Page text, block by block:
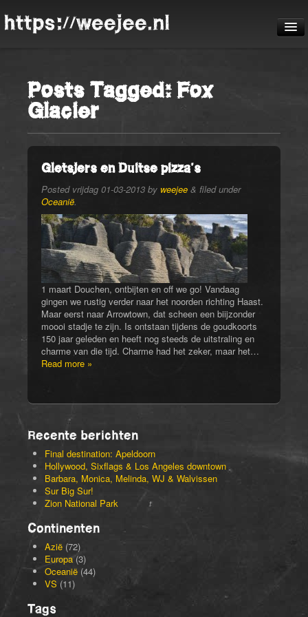
https://weejee.nl
Blog
Pheauteaux
De route
Posts Tagged:Fox
Glacier
Gletsjers en Duitse pizza’s
Posted vrijdag 01-03-2013 by weejee & filed under
Oceanië.
1 maart Douchen, ontbijten en off we go! Vandaag
gingen we rustig verder naar het noorden richting Haast.
Maar eerst naar Arrowtown, dat scheen een biijzonder
moooi stadje te zijn. Is ontstaan tijdens de goudkoorts
150 jaar geleden en heeft nog steeds de uitstraling en
charme van die tijd. Charme had het zeker, maar het…
Read more »
Recente berichten
Final destination: Apeldoorn
Hollywood, Sixflags & Los Angeles downtown
Barbara, Monica, Melinda, WJ & Walvissen
Sur Big Sur!
Zion National Park
Continenten
Azië (72)
Europa(3)
Oceanië (44)
VS (11)
Tags